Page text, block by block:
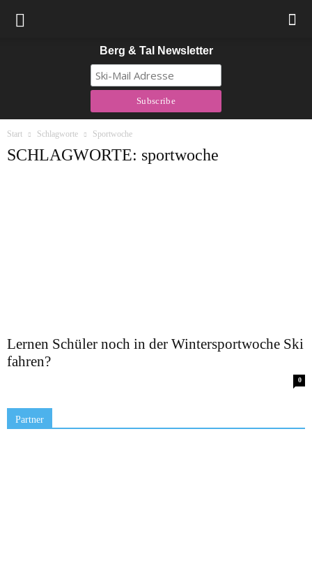
Berg & Tal Newsletter
Start Schlagworte Sportwoche
SCHLAGWORTE: sportwoche
Lernen Schüler noch in der Wintersportwoche Ski
fahren?
0
Partner